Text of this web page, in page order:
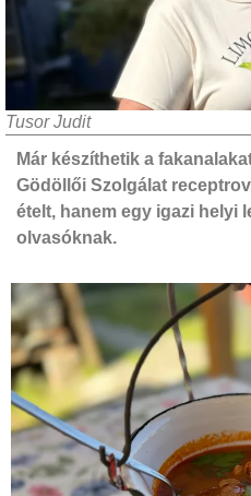
Tusor Judit
Már készíthetik a
Gödöllői Szolgálat
ételt, hanem egy igazi helyi
olvasóknak.